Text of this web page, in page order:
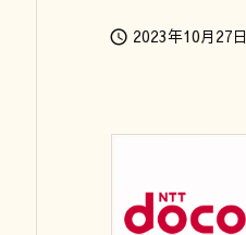
 2023年10月27日